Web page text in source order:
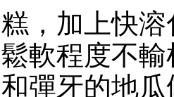
，加上快
軟程度不
彈牙的地